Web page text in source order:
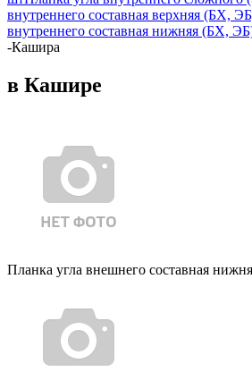
внутреннего составная верхняя (БХ,
внутреннего составная нижняя (БХ,
-Кашира
в Кашире
Планка угла внешнего составная